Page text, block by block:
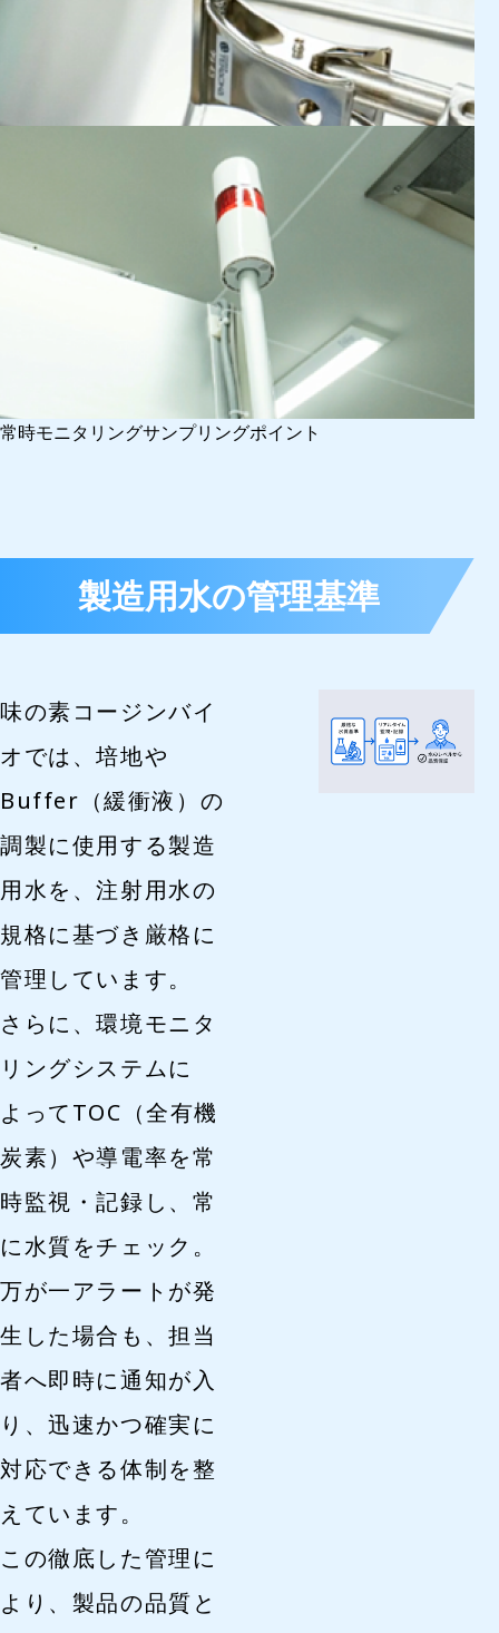
常時モニタリングサンプリングポイント
製造用水の管理基準
味の素コージンバイ
オでは、培地や
Buffer（緩衝液）の
調製に使用する製造
用水を、注射用水の
規格に基づき厳格に
管理しています。
さらに、環境モニタ
リングシステムに
よってTOC（全有機
炭素）や導電率を常
時監視・記録し、常
に水質をチェック。
万が一アラートが発
生した場合も、担当
者へ即時に通知が入
り、迅速かつ確実に
対応できる体制を整
えています。
この徹底した管理に
より、製品の品質と